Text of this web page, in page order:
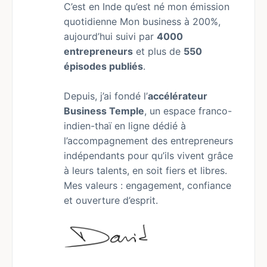
C’est en Inde qu’est né mon émission
quotidienne Mon business à 200%,
aujourd’hui suivi par4000
entrepreneurs et plus de 550
épisodes publiés.
Depuis, j’ai fondé l’accélérateur
Business Temple, un espace franco-
indien-thaï en ligne dédié à
l’accompagnement des entrepreneurs
indépendants pour qu’ils vivent grâce
à leurs talents, en soit fiers et libres.
Mes valeurs : engagement, confiance
et ouverture d’esprit.